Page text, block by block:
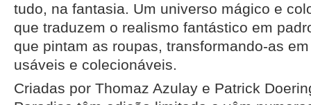
tudo, na fantasia. Um universo mágico e
que traduzem o realismo fantástico em
que pintam as roupas, transformando-as
usáveis e colecionáveis.
Criadas por Thomaz Azulay e Patrick